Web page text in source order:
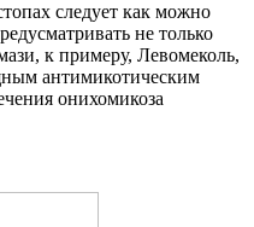
следует как можно
не только
к примеру, Левомеколь,
антимикотическим
онихомикоза